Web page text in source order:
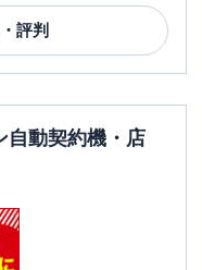
評判
自動契約機・店